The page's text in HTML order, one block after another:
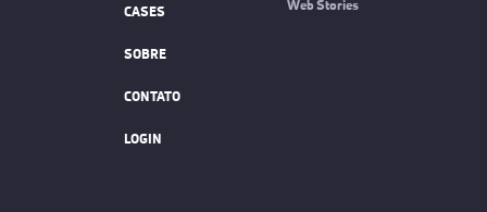
CASES
SOBRE
CONTATO
LOGIN
Web Stories